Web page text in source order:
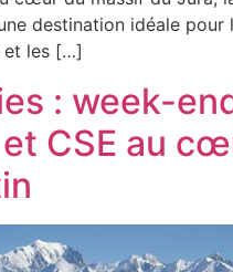
destination idéale pour
et les […]
: week-
CSE au